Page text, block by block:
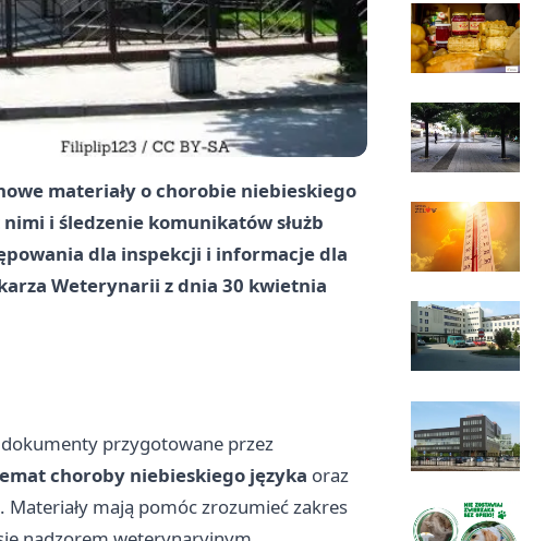
materiały o chorobie niebieskiego
i śledzenie komunikatów służb
dla inspekcji i informacje dla
Weterynarii z dnia 30 kwietnia
przygotowane przez
choroby niebieskiego języka oraz
. Materiały mają pomóc zrozumieć zakres